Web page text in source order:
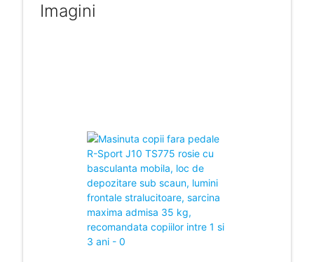
Imagini